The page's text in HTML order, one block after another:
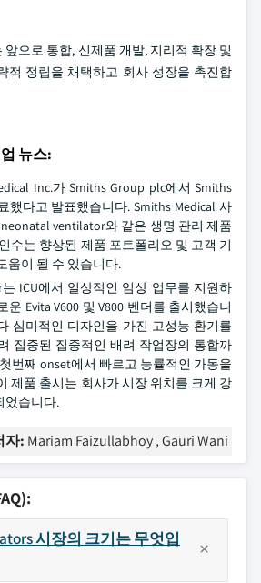
으로 통합, 신제품 개발, 지리적 확장 및
적 정립을 채택하고 회사 성장을 촉진합
뉴스:
Inc.가 Smiths Group plc에서 Smiths
했다고 발표했습니다. Smiths Medical 사
neonatal ventilator와 같은 생명 관리 제품
수는 향상된 제품 포트폴리오 및 고객 기
움이 될 수 있습니다.
는 ICU에서 일상적인 임상 업무를 지원하
운 Evita V600 및 V800 벤더를 출시했습니
심미적인 디자인을 가진 고성능 환기를
집중된 집중적인 배려 작업장의 통합까
번째 onset에서 빠르고 능률적인 가동을
제품 출시는 회사가 시장 위치를 크게 강
었습니다.
자: Mariam Faizullabhoy , Gauri Wani
시장의 크기는 무엇입